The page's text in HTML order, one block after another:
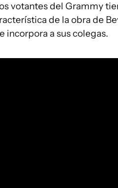
votantes del Grammy
de la obra de
incorpora a sus colegas.